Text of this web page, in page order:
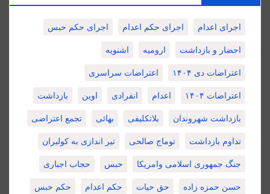
اجرای اعدام اجرای حکم اعدام اجرای حکم حبس
احضار و بازداشت ارومیه اشنویه
اعتراضات دی ۱۴۰۴ اعتراضات سراسری
اعتراضات ۱۴۰۴ اعدام انفرادی اوین بازداشت
بازداشت شهروندان بلاتکلیفی بهائی تجمع اعتراضی
تداوم بازداشت توماج صالحی تیر اندازی به کولبران
جنگ جمهوری اسلامی وامریکا حبس حجاب اجباری
حسن حمزه زاده حق حیات حکم اعدام حکم حبس